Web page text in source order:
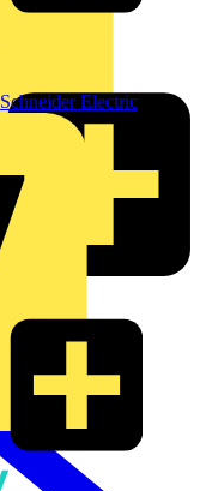
Schneider Electric